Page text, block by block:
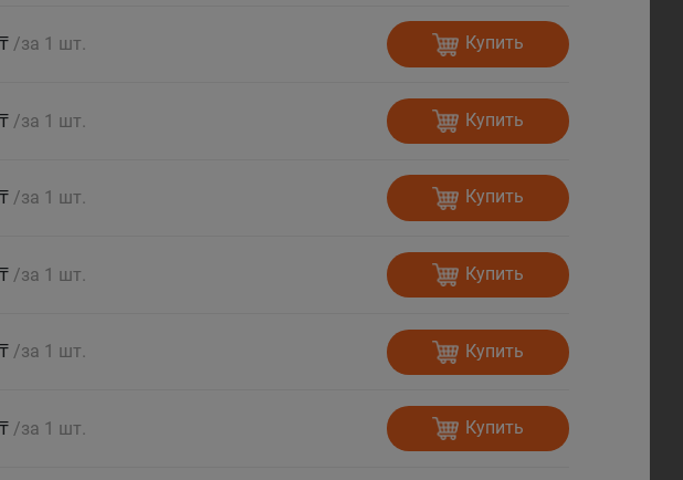
/за 1 шт. Купить
/за 1 шт. Купить
/за 1 шт. Купить
/за 1 шт. Купить
/за 1 шт. Купить
/за 1 шт. Купить